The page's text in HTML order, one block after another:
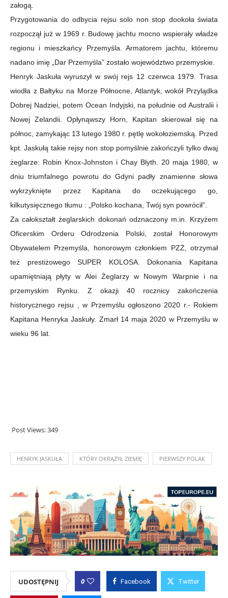
załogą.
Przygotowania do odbycia rejsu solo non stop dookoła świata
rozpoczął już w 1969 r. Budowę jachtu mocno wspierały władze
regionu i mieszkańcy Przemyśla. Armatorem jachtu, któremu
nadano imię „Dar Przemyśla” zostało województwo przemyskie.
Henryk Jaskuła wyruszył w swój rejs 12 czerwca 1979. Trasa
wiodła z Bałtyku na Morze Północne, Atlantyk, wokół Przylądka
Dobrej Nadziei, potem Ocean Indyjski, na południe od Australii i
Nowej Zelandii. Opłynąwszy Horn, Kapitan skierował się na
północ, zamykając 13 lutego 1980 r. pętlę wokołoziemską. Przed
kpt. Jaskułą takie rejsy non stop pomyślnie zakończyli tylko dwaj
żeglarze: Robin Knox-Johnston i Chay Blyth. 20 maja 1980, w
dniu triumfalnego powrotu do Gdyni padły znamienne słowa
wykrzyknięte przez Kapitana do oczekującego go,
kilkutysięcznego tłumu : „Polsko kochana, Twój syn powrócił”.
Za całokształt żeglarskich dokonań odznaczony m.in. Krzyżem
Oficerskim Orderu Odrodzenia Polski, został Honorowym
Obywatelem Przemyśla, honorowym członkiem PZŻ, otrzymał
też prestiżowego SUPER KOLOSA. Dokonania Kapitana
upamiętniają płyty w Alei Żeglarzy w Nowym Warpnie i na
przemyskim Rynku. Z okazji 40 rocznicy zakończenia
historycznego rejsu , w Przemyślu ogłoszono 2020 r.- Rokiem
Kapitana Henryka Jaskuły. Zmarł 14 maja 2020 w Przemyślu w
wieku 96 lat.
Post Views:349
HENRYK JASKUŁA KTÓRY OKRĄŻYŁ ZIEMIĘ PIERWSZY POLAK
UDOSTĘPNIJ 0 Facebook Twitter